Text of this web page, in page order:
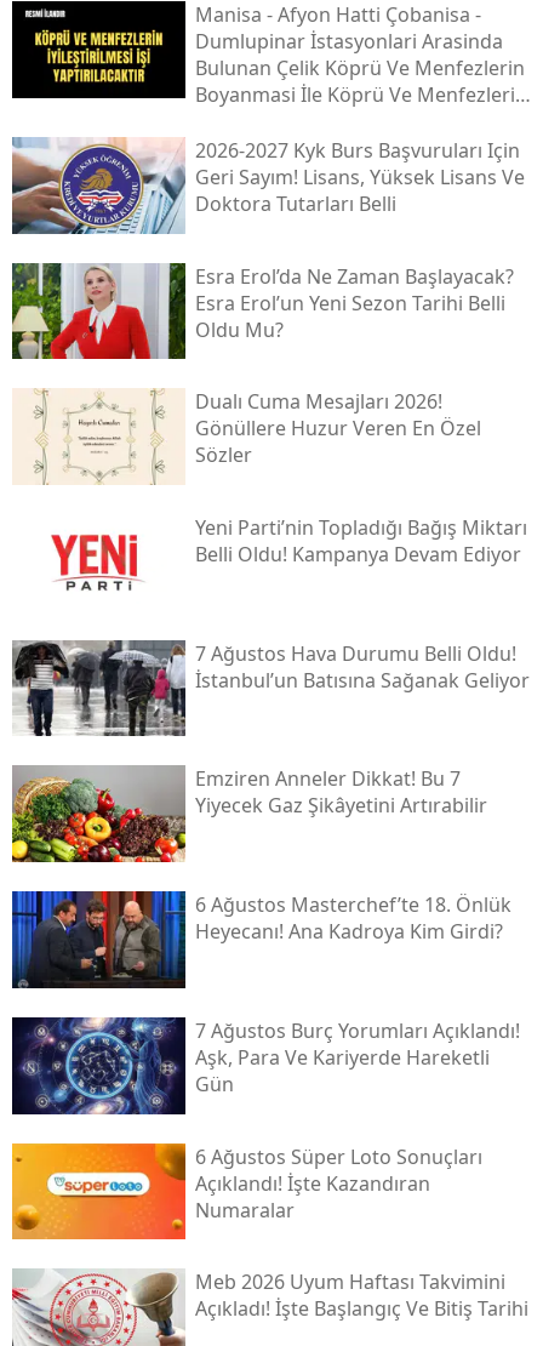
Mani̇sa - Afyon Hatti Çobani̇sa -
Dumlupinar İstasyonlari Arasinda
Bulunan Çeli̇k Köprü Ve Menfezleri̇n
Boyanmasi İle Köprü Ve Menfezleri̇n
2026-2027 Kyk Burs Başvuruları Için
Geri Sayım! Lisans, Yüksek Lisans Ve
Doktora Tutarları Belli
Esra Erol’da Ne Zaman Başlayacak?
Esra Erol’un Yeni Sezon Tarihi Belli
Oldu Mu?
Dualı Cuma Mesajları 2026!
Gönüllere Huzur Veren En Özel
Sözler
Yeni̇ Parti’nin Topladığı Bağış Miktarı
Belli Oldu! Kampanya Devam Ediyor
7 Ağustos Hava Durumu Belli Oldu!
İstanbul’un Batısına Sağanak Geliyor
Emziren Anneler Dikkat! Bu 7
Yiyecek Gaz Şikâyetini Artırabilir
6 Ağustos Masterchef’te 18. Önlük
Heyecanı! Ana Kadroya Kim Girdi?
7 Ağustos Burç Yorumları Açıklandı!
Aşk, Para Ve Kariyerde Hareketli
Gün
6 Ağustos Süper Loto Sonuçları
Açıklandı! İşte Kazandıran
Numaralar
Meb 2026 Uyum Haftası Takvimini
Açıkladı! İşte Başlangıç Ve Bitiş Tarihi